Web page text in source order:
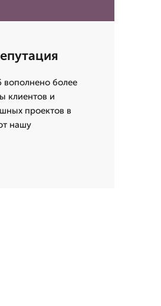
более
клиентов и
проектов в
нашу